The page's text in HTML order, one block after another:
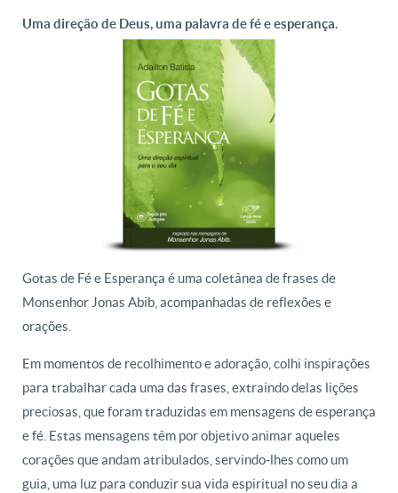
Uma direção de Deus, uma palavra de fé e esperança.
Gotas de Fé e Esperança é uma coletânea de frases de
Monsenhor Jonas Abib, acompanhadas de reflexões e
orações.
Em momentos de recolhimento e adoração, colhi inspirações
para trabalhar cada uma das frases, extraindo delas lições
preciosas, que foram traduzidas em mensagens de esperança
e fé. Estas mensagens têm por objetivo animar aqueles
corações que andam atribulados, servindo-lhes como um
guia, uma luz para conduzir sua vida espiritual no seu dia a